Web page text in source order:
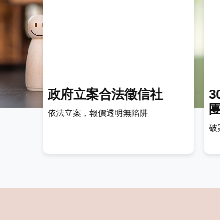
政府立案合法徵信社
依法立案，報價透明無陷阱
破